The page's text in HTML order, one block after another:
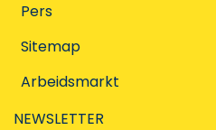
Pers
Sitemap
Arbeidsmarkt
NEWSLETTER